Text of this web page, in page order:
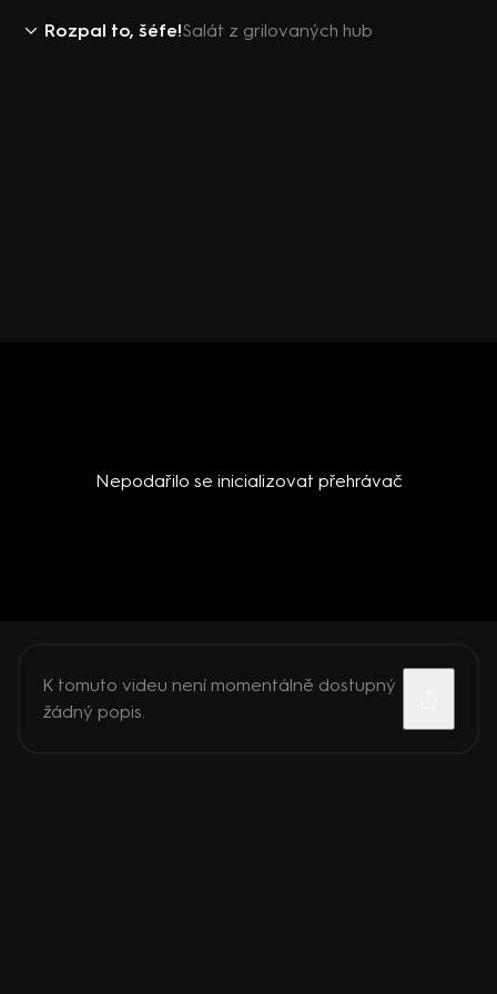
Rozpal to, šéfe!Salát z grilovaných hub
Nepodařilo se inicializovat přehrávač
K tomuto videu není momentálně dostupný
žádný popis.